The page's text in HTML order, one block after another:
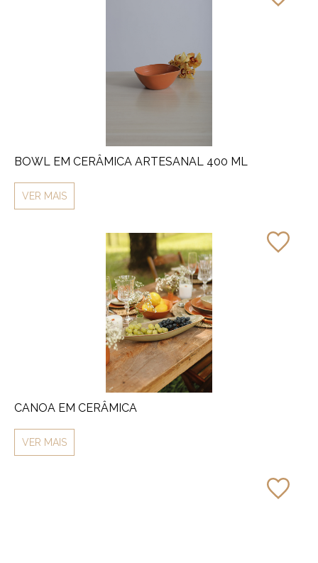
BOWL EM CERÂMICA ARTESANAL 400 ML
VER MAIS
CANOA EM CERÂMICA
VER MAIS